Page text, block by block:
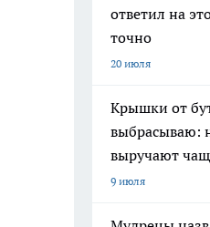
ответил на
точно
20 июля
Крышки от
выбрасываю:
выручают
9 июля